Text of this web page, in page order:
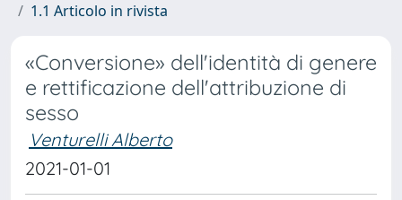
1.1 Articolo in rivista
«Conversione» dell'identità di genere
e rettificazione dell'attribuzione di
sesso
Venturelli Alberto
2021-01-01